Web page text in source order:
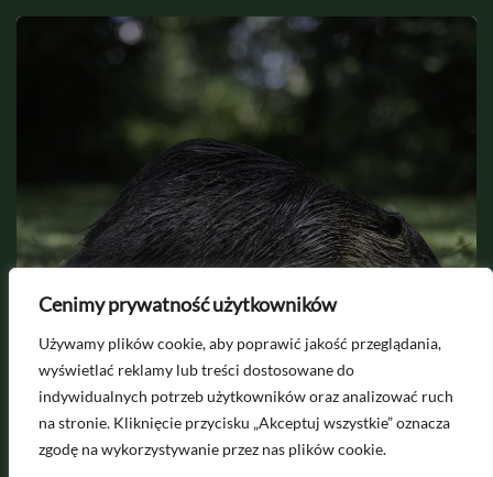
Cenimy prywatność użytkowników
Używamy plików cookie, aby poprawić jakość przeglądania,
wyświetlać reklamy lub treści dostosowane do
indywidualnych potrzeb użytkowników oraz analizować ruch
na stronie. Kliknięcie przycisku „Akceptuj wszystkie” oznacza
zgodę na wykorzystywanie przez nas plików cookie.
Jak odstraszyć bobry z działki i
zabezpieczyć drzewa?
Pytania i współpraca na